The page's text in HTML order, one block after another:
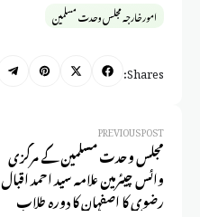
امور خارجہ مجلس وحدت مسلمین
Shares:
PREVIOUS POST
مجلس وحدت مسلمین کے مرکزی
وائس چیئرمین علامہ سید احمد اقبال
رضوی کا اصفہان کا دورہ طلاب